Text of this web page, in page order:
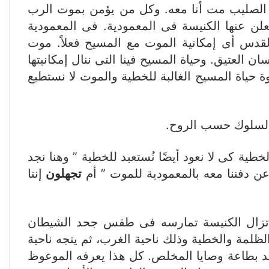
الصليب مت أنا معه. وكل من يؤمن بموت الرب
عنها الكنيسة فى المعمودية. فى المعمودية
أى إمكانية الموت مع المسيح فعلاً. موت
العتيق. وحياة المسيح فينا التى ننال إمكانيتها
حياة المسيح الغالبة للخطية والموت لا نستطيع
حسب الروح.
كى لا نعود أيضًا نُستعبد للخطية ” وهنا نجد
دفننا معه بالمعمودية للموت ” أمتجهلون إننا
الكنيسة تمارسه فى طقس جحد الشيطان
والخطية وذلك ناحية الغرب، ثم يتجه ناحية
بطاعة وصايا المخلص. كل هذا يعرفه الموعوظ